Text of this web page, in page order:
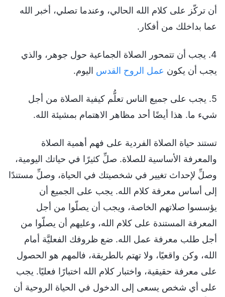
أن تركّز على كلام الله الحالي، وعندما تصلي، أخبر الله
عما بداخلك من أفكار.
4. يجب أن تتمحور الصلاة الجماعية حول جوهر، والذي
يجب أن يكون عمل الروح القدس اليوم.
5. يجب على جميع الناس تعلُّم كيفية الصلاة من أجل
شيء ما. هذا أيضًا أحد مظاهر الاهتمام بمشيئة الله.
تستند حياة الصلاة الفردية على فهم أهمية الصلاة
والمعرفة الأساسية للصلاة. صلِّ كثيرًا في حياتك اليومية،
وصلِّ لإحداث تغيير في شخصيتك في الحياة، وصلِّ مستندًا
إلى أساس معرفة كلام الله. يجب على الجميع أن
يؤسسوا صلاتهم الخاصة، ويجب أن يصلّوا من أجل
المعرفة المستندة على كلام الله، وعليهم أن يصلّوا من
أجل طلب معرفة عمل الله. ضع ظروفك الفعليَّة أمام
الله، وكن واقعيًا، ولا تهتم بالطريقة، فالمهم هو الحصول
على معرفة حقيقية، واختبار كلام الله اختبارًا فعليًا. يجب
على أي شخص يسعى إلى الدخول في الحياة الروحية أن